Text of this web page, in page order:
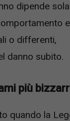
dipende
o differenti,
danno subito.
più
quando la